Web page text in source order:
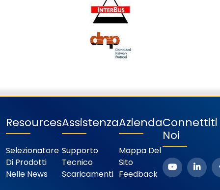
Resources
Selezionatore
Di Prodotti
Nelle News
Assistenza
Supporto
Tecnico
Scaricamenti
Azienda
Mappa Del
Sito
Feedback
Connettiti
Noi